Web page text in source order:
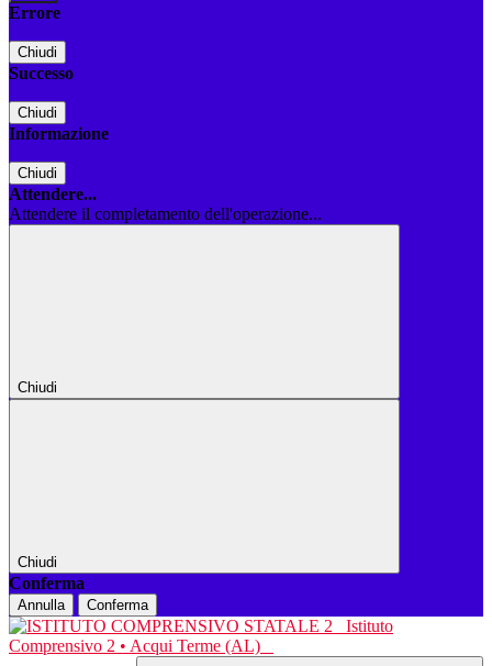
Errore
Chiudi
Successo
Chiudi
Informazione
Chiudi
Attendere...
Attendere il completamento dell'operazione...
Chiudi
Chiudi
Conferma
Annulla Conferma
Istituto
Comprensivo 2 • Acqui Terme (AL)